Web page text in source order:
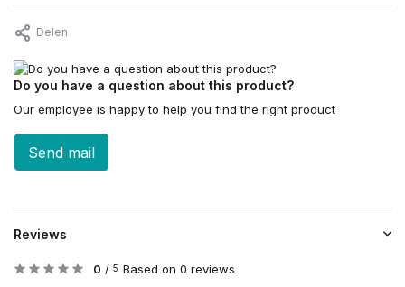
Delen
Do you have a question about this product?
Our employee is happy to help you find the right product
Send mail
Reviews
0 / 5 Based on 0 reviews